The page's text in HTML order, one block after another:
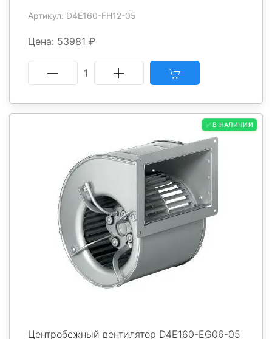
Артикул: D4E160-FH12-05
Цена: 53981 ₽
1
✅ В НАЛИЧИИ
Центробежный вентилятор D4E160-EG06-05